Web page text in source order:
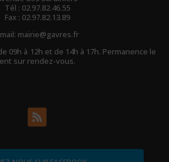
Tél : 02.97.82.46.55
Fax : 02.97.82.13.89
mairie@gavres.fr
09h à 12h et de 14h à 17h. Permanence le
sur rendez-vous.